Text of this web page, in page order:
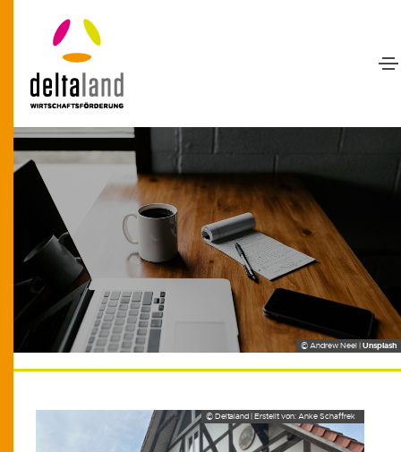
© Andrew Neel |Unsplash
© Deltaland | Erstellt von: Anke Schaffrek